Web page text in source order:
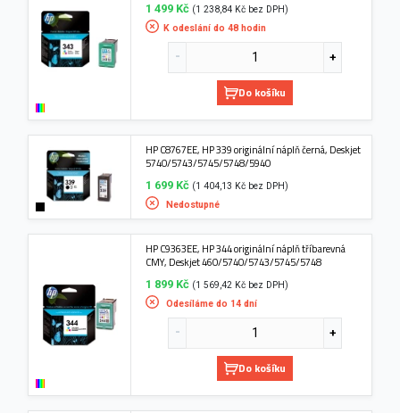
1 499 Kč (1 238,84 Kč bez DPH)
K odeslání do 48 hodin
Do košíku
HP C8767EE, HP 339 originální náplň černá, Deskjet
5740/5743/5745/5748/5940
1 699 Kč (1 404,13 Kč bez DPH)
Nedostupné
HP C9363EE, HP 344 originální náplň tříbarevná
CMY, Deskjet 460/5740/5743/5745/5748
1 899 Kč (1 569,42 Kč bez DPH)
Odesíláme do 14 dní
Do košíku